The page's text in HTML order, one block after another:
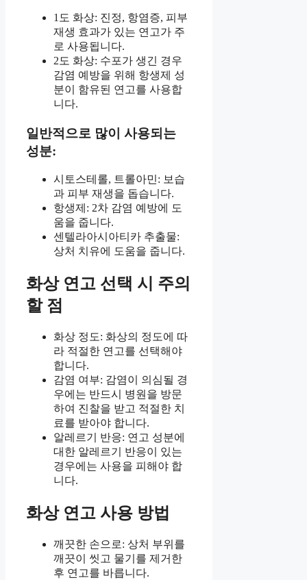
1도 화상: 진정, 항염증, 피부
재생 효과가 있는 연고가 주
로 사용됩니다.
2도 화상: 수포가 생긴 경우
감염 예방을 위해 항생제 성
분이 함유된 연고를 사용합
니다.
일반적으로 많이 사용되는
성분:
시토스테롤, 트롤아민: 보습
과 피부 재생을 돕습니다.
항생제: 2차 감염 예방에 도
움을 줍니다.
센텔라아시아티카 추출물:
상처 치유에 도움을 줍니다.
화상 연고 선택 시 주의
할 점
화상 정도: 화상의 정도에 따
라 적절한 연고를 선택해야
합니다.
감염 여부: 감염이 의심될 경
우에는 반드시 병원을 방문
하여 진찰을 받고 적절한 치
료를 받아야 합니다.
알레르기 반응: 연고 성분에
대한 알레르기 반응이 있는
경우에는 사용을 피해야 합
니다.
화상 연고 사용 방법
깨끗한 손으로: 상처 부위를
깨끗이 씻고 물기를 제거한
후 연고를 바릅니다.